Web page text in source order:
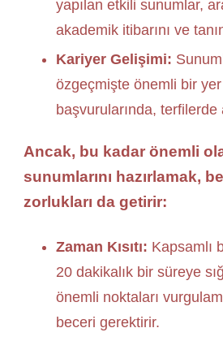
yapılan etkili sunumlar,
akademik itibarını ve
Kariyer Gelişimi:
özgeçmişte önemli bir
başvurularında, terfilerde
Ancak, bu kadar önemli
sunumlarını hazırlamak,
zorlukları da getirir:
Zaman Kısıtı: Kapsamlı
20 dakikalık bir süreye
önemli noktaları
beceri gerektirir.